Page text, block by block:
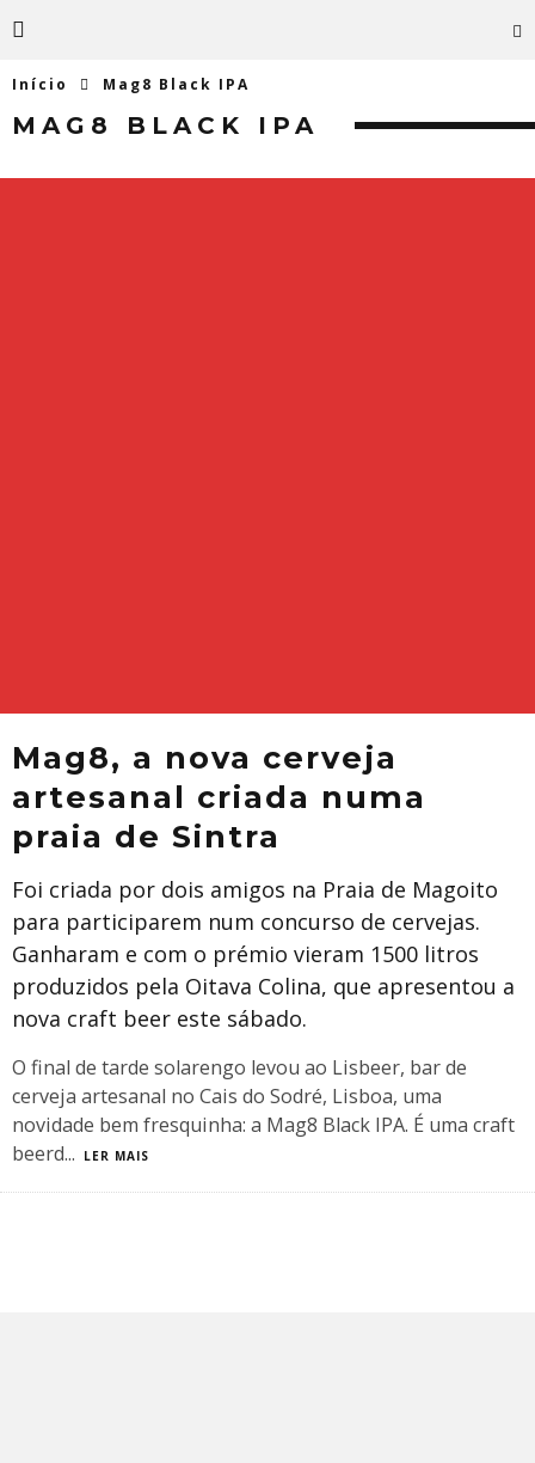
Início Mag8 Black IPA
MAG8 BLACK IPA
Mag8, a nova cerveja
artesanal criada numa
praia de Sintra
Foi criada por dois amigos na Praia de Magoito
para participarem num concurso de cervejas.
Ganharam e com o prémio vieram 1500 litros
produzidos pela Oitava Colina, que apresentou a
nova craft beer este sábado.
O final de tarde solarengo levou ao Lisbeer, bar de
cerveja artesanal no Cais do Sodré, Lisboa, uma
novidade bem fresquinha: a Mag8 Black IPA. É uma craft
beerd... LER MAIS